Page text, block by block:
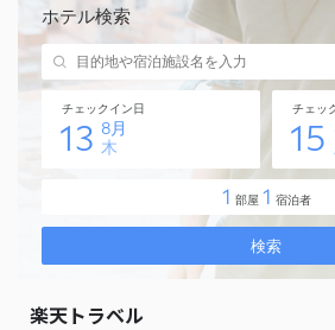
楽天トラベル